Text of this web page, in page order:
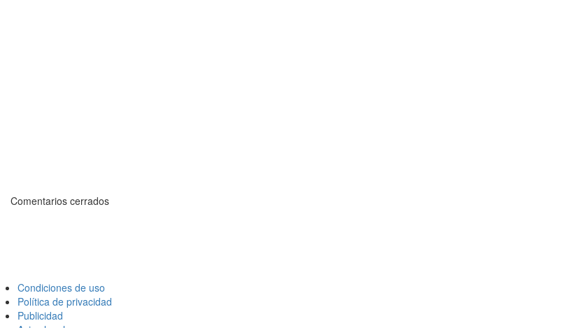
Comentarios cerrados
Condiciones de uso
Política de privacidad
Publicidad